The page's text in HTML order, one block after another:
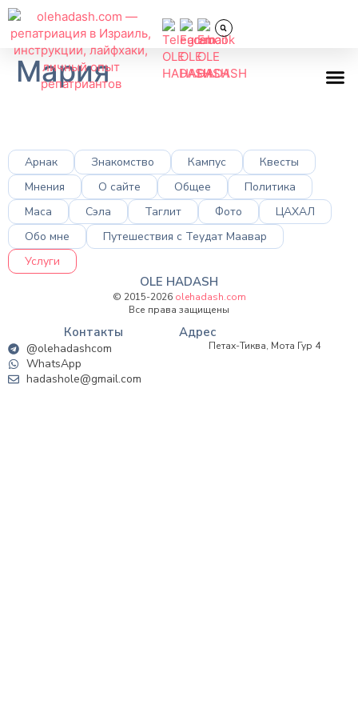
Мария
Арнак Знакомство Кампус
Квесты
Мнения
О сайте Общее
Политика
Маса
Сэла Таглит Фото
ЦАХАЛ
Обо мне
Путешествия с Теудат Маавар
Услуги
OLE HADASH
© 2015-2026 olehadash.com
Все права защищены
Контакты
@olehadashcom
WhatsApp
hadashole@gmail.com
Адрес
Петах-Тиква, Мота Гур 4